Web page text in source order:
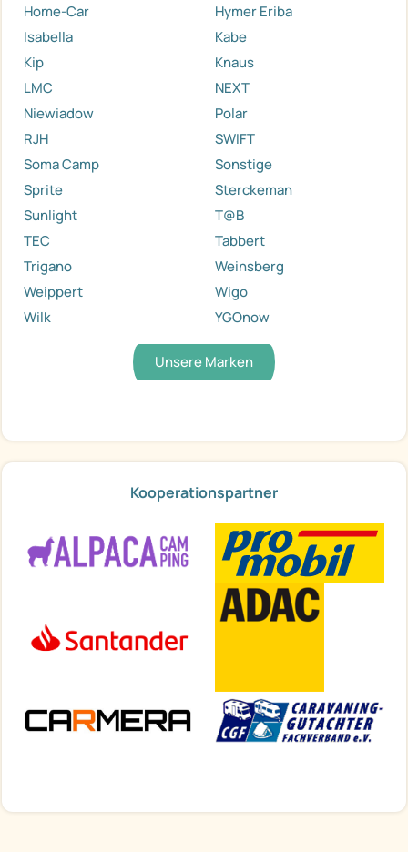
Home-Car
Hymer Eriba
Isabella
Kabe
Kip
Knaus
LMC
NEXT
Niewiadow
Polar
RJH
SWIFT
Soma Camp
Sonstige
Sprite
Sterckeman
Sunlight
T@B
TEC
Tabbert
Trigano
Weinsberg
Weippert
Wigo
Wilk
YGOnow
Unsere Marken
Kooperationspartner